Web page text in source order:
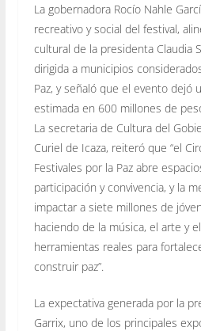
La gobernadora Rocío Nahle
recreativo y social del festival,
cultural de la presidenta Claudia
dirigida a municipios
Paz, y señaló que el evento dejó
estimada en 600 millones de
La secretaria de Cultura del
Curiel de Icaza, reiteró que “el
Festivales por la Paz abre
participación y convivencia, y la
impactar a siete millones de
haciendo de la música, el arte y
herramientas reales para
construir paz”.
La expectativa generada por la
Garrix, uno de los principales